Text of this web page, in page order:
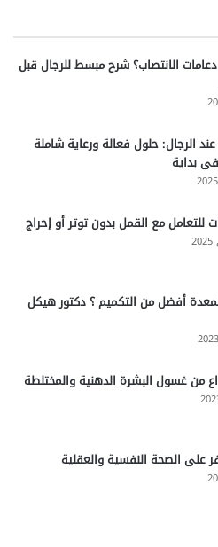
الانتصاب؟ شرح مبسط للرجال قبل
الرجال: حلول فعالة ورعاية شاملة
بداية
للتعامل مع القمل بدون توتر أو إحراج
أفضل من التكميم ؟ دكتور هيكل
على الصحة النفسية والعقلية